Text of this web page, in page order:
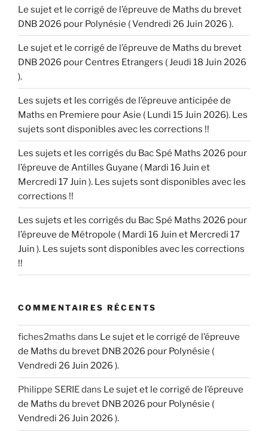
Le sujet et le corrigé de l’épreuve de Maths du brevet
DNB 2026 pour Polynésie ( Vendredi 26 Juin 2026 ).
Le sujet et le corrigé de l’épreuve de Maths du brevet
DNB 2026 pour Centres Etrangers ( Jeudi 18 Juin 2026
).
Les sujets et les corrigés de l’épreuve anticipée de
Maths en Premiere pour Asie ( Lundi 15 Juin 2026). Les
sujets sont disponibles avec les corrections !!
Les sujets et les corrigés du Bac Spé Maths 2026 pour
l’épreuve de Antilles Guyane ( Mardi 16 Juin et
Mercredi 17 Juin ). Les sujets sont disponibles avec les
corrections !!
Les sujets et les corrigés du Bac Spé Maths 2026 pour
l’épreuve de Métropole ( Mardi 16 Juin et Mercredi 17
Juin ). Les sujets sont disponibles avec les corrections
!!
COMMENTAIRES RÉCENTS
fiches2maths dans Le sujet et le corrigé de l’épreuve
de Maths du brevet DNB 2026 pour Polynésie (
Vendredi 26 Juin 2026 ).
Philippe SERIEdans Le sujet et le corrigé de l’épreuve
de Maths du brevet DNB 2026 pour Polynésie (
Vendredi 26 Juin 2026 ).